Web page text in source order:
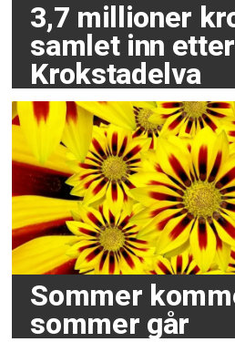
3,7 millioner
samlet inn
Krokstadelva
Sommer
sommer går